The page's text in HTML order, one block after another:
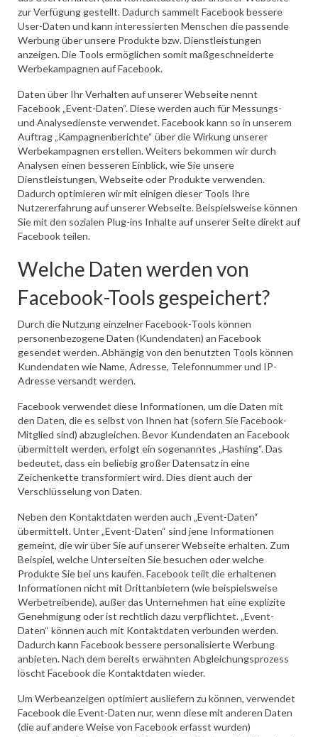
zur Verfügung gestellt. Dadurch sammelt Facebook bessere
User-Daten und kann interessierten Menschen die passende
Werbung über unsere Produkte bzw. Dienstleistungen
anzeigen. Die Tools ermöglichen somit maßgeschneiderte
Werbekampagnen auf Facebook.
Daten über Ihr Verhalten auf unserer Webseite nennt
Facebook „Event-Daten“. Diese werden auch für Messungs-
und Analysedienste verwendet. Facebook kann so in unserem
Auftrag „Kampagnenberichte“ über die Wirkung unserer
Werbekampagnen erstellen. Weiters bekommen wir durch
Analysen einen besseren Einblick, wie Sie unsere
Dienstleistungen, Webseite oder Produkte verwenden.
Dadurch optimieren wir mit einigen dieser Tools Ihre
Nutzererfahrung auf unserer Webseite. Beispielsweise können
Sie mit den sozialen Plug-ins Inhalte auf unserer Seite direkt auf
Facebook teilen.
Welche Daten werden von
Facebook-Tools gespeichert?
Durch die Nutzung einzelner Facebook-Tools können
personenbezogene Daten (Kundendaten) an Facebook
gesendet werden. Abhängig von den benutzten Tools können
Kundendaten wie Name, Adresse, Telefonnummer und IP-
Adresse versandt werden.
Facebook verwendet diese Informationen, um die Daten mit
den Daten, die es selbst von Ihnen hat (sofern Sie Facebook-
Mitglied sind) abzugleichen. Bevor Kundendaten an Facebook
übermittelt werden, erfolgt ein sogenanntes „Hashing“. Das
bedeutet, dass ein beliebig großer Datensatz in eine
Zeichenkette transformiert wird. Dies dient auch der
Verschlüsselung von Daten.
Neben den Kontaktdaten werden auch „Event-Daten“
übermittelt. Unter „Event-Daten“ sind jene Informationen
gemeint, die wir über Sie auf unserer Webseite erhalten. Zum
Beispiel, welche Unterseiten Sie besuchen oder welche
Produkte Sie bei uns kaufen. Facebook teilt die erhaltenen
Informationen nicht mit Drittanbietern (wie beispielsweise
Werbetreibende), außer das Unternehmen hat eine explizite
Genehmigung oder ist rechtlich dazu verpflichtet. „Event-
Daten“ können auch mit Kontaktdaten verbunden werden.
Dadurch kann Facebook bessere personalisierte Werbung
anbieten. Nach dem bereits erwähnten Abgleichungsprozess
löscht Facebook die Kontaktdaten wieder.
Um Werbeanzeigen optimiert ausliefern zu können, verwendet
Facebook die Event-Daten nur, wenn diese mit anderen Daten
(die auf andere Weise von Facebook erfasst wurden)